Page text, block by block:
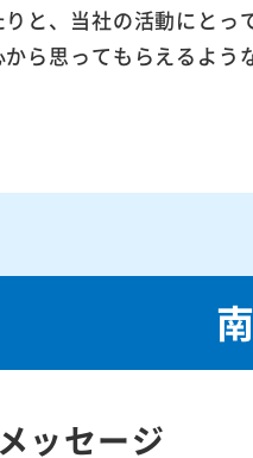
と、当社の活動にと
から思ってもらえるよ
ッセージ